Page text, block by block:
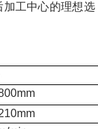
工中心的理想选